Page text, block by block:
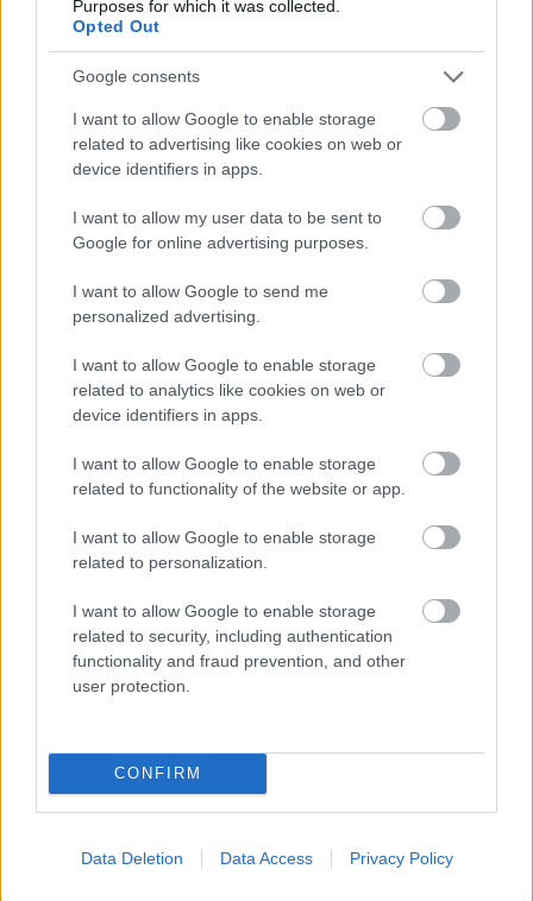
Purposes for which it was collected.
Opted Out
Google consents
I want to allow Google to enable storage
related to advertising like cookies on web or
device identifiers in apps.
I want to allow my user data to be sent to
Google for online advertising purposes.
I want to allow Google to send me
personalized advertising.
I want to allow Google to enable storage
related to analytics like cookies on web or
device identifiers in apps.
I want to allow Google to enable storage
related to functionality of the website or app.
I want to allow Google to enable storage
related to personalization.
I want to allow Google to enable storage
related to security, including authentication
functionality and fraud prevention, and other
user protection.
CONFIRM
Data Deletion Data Access Privacy Policy
Veldig stabil i sporet. Lett å få trygt feste med.
Skien oppleves veldig trygg og solid. God ski
for ferske så vel som erfarne skiløpere.
Peltonen SkinPro Classic
Madshus Race pro skin
Bra ski for både ambisiøse turløpere og
supermosjonister så vel som ferske løpere.
Responsiv, lett å håndtere og lettgått ski.
Madshus Race pro skin
Atomic Redster C9 Skintec
Passer for erfarne løpere som er ute etter en livlig
skifølelse. Lett å gå på for de som har god teknikk.
Atomic Redster C9 Skintec
Kästle XP20 Skin
«underdog» som leverer en ski som matcher de
store produsentene.